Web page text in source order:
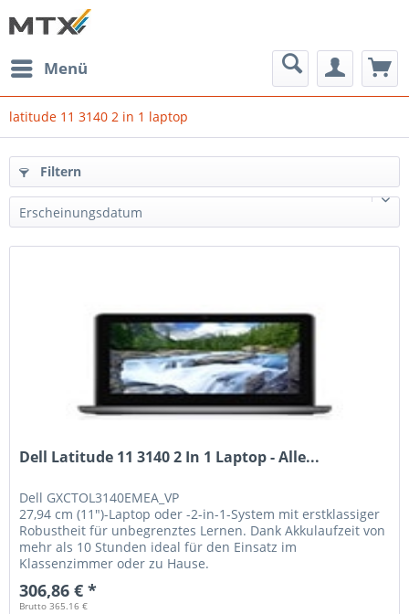
Menü
latitude 11 3140 2 in 1 laptop
Filtern
Erscheinungsdatum
Dell Latitude 11 3140 2 In 1 Laptop - Alle...
Dell GXCTOL3140EMEA_VP
27,94 cm (11")-Laptop oder -2-in-1-System mit erstklassiger
Robustheit für unbegrenztes Lernen. Dank Akkulaufzeit von
mehr als 10 Stunden ideal für den Einsatz im
Klassenzimmer oder zu Hause.
306,86 € *
Brutto 365.16 €